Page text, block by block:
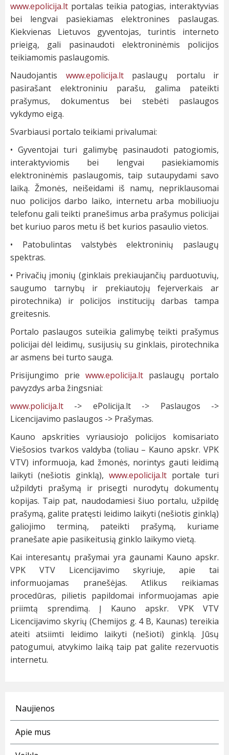
www.epolicija.lt portalas teikia patogias, interaktyvias
bei lengvai pasiekiamas elektronines paslaugas.
Kiekvienas Lietuvos gyventojas, turintis interneto
prieigą, gali pasinaudoti elektroninėmis policijos
teikiamomis paslaugomis.
Naudojantis www.epolicija.ltpaslaugų portalu ir
pasirašant elektroniniu parašu, galima pateikti
prašymus, dokumentus bei stebėti paslaugos
vykdymo eigą.
Svarbiausi portalo teikiami privalumai:
• Gyventojai turi galimybę pasinaudoti patogiomis,
interaktyviomis bei lengvai pasiekiamomis
elektroninėmis paslaugomis, taip sutaupydami savo
laiką. Žmonės, neišeidami iš namų, nepriklausomai
nuo policijos darbo laiko, internetu arba mobiliuoju
telefonu gali teikti pranešimus arba prašymus policijai
bet kuriuo paros metu iš bet kurios pasaulio vietos.
• Patobulintas valstybės elektroninių paslaugų
spektras.
• Privačių įmonių (ginklais prekiaujančių parduotuvių,
saugumo tarnybų ir prekiautojų fejerverkais ar
pirotechnika) ir policijos institucijų darbas tampa
greitesnis.
Portalo paslaugos suteikia galimybę teikti prašymus
policijai dėl leidimų, susijusių su ginklais, pirotechnika
ar asmens bei turto sauga.
Prisijungimo prie www.epolicija.lt paslaugų portalo
pavyzdys arba žingsniai:
www.policija.lt -> ePolicija.lt -> Paslaugos ->
Licencijavimo paslaugos -> Prašymas.
Kauno apskrities vyriausiojo policijos komisariato
Viešosios tvarkos valdyba (toliau – Kauno apskr. VPK
VTV) informuoja, kad žmonės, norintys gauti leidimą
laikyti (nešiotis ginklą), www.epolicija.lt portale turi
užpildyti prašymą ir prisegti nurodytų dokumentų
kopijas. Taip pat, naudodamiesi šiuo portalu, užpildę
prašymą, galite pratęsti leidimo laikyti (nešiotis ginklą)
galiojimo terminą, pateikti prašymą, kuriame
pranešate apie pasikeitusią ginklo laikymo vietą.
Kai interesantų prašymai yra gaunami Kauno apskr.
VPK VTV Licencijavimo skyriuje, apie tai
informuojamas pranešėjas. Atlikus reikiamas
procedūras, pilietis papildomai informuojamas apie
priimtą sprendimą. Į Kauno apskr. VPK VTV
Licencijavimo skyrių (Chemijos g. 4 B, Kaunas) tereikia
ateiti atsiimti leidimo laikyti (nešioti) ginklą. Jūsų
patogumui, atvykimo laiką taip pat galite rezervuotis
internetu.
Naujienos
Apie mus